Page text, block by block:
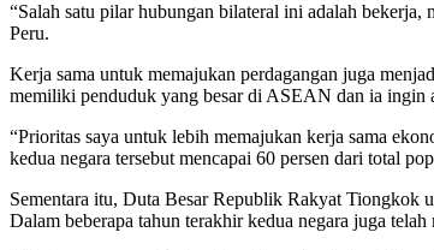
“Salah satu pilar hubungan bilateral ini adalah
Peru.
Kerja sama untuk memajukan perdagangan juga
memiliki penduduk yang besar di ASEAN dan ia ingin
“Prioritas saya untuk lebih memajukan kerja sama
kedua negara tersebut mencapai 60 persen dari total
Sementara itu, Duta Besar Republik Rakyat Tiongkok
Dalam beberapa tahun terakhir kedua negara juga